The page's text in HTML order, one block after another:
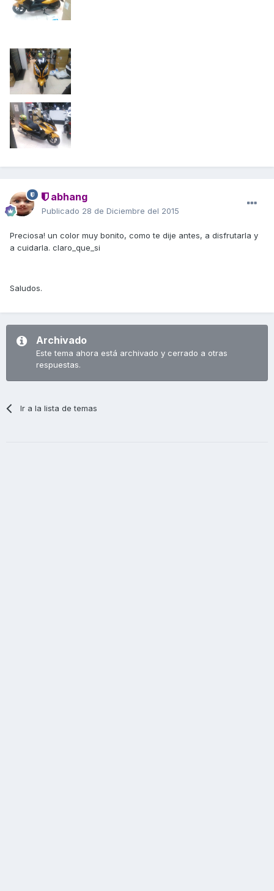
abhang
Publicado 28 de Diciembre del 2015
Preciosa! un color muy bonito, como te dije antes, a disfrutarla y
a cuidarla. claro_que_si
Saludos.
Archivado
Este tema ahora está archivado y cerrado a otras
respuestas.
Ir a la lista de temas